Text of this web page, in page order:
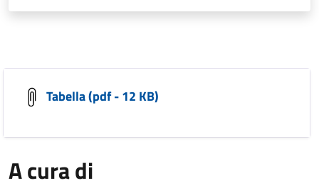
Tabella (pdf - 12 KB)
A cura di